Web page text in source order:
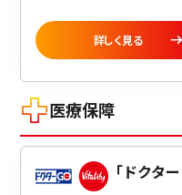
詳しく見る
医療保障
「ドクタ